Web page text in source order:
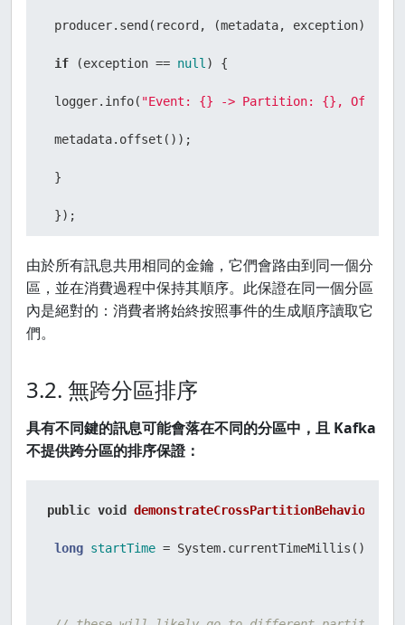
producer.send(record, (metadata, exception) -> {
if (exception == null ) {
logger.info( "Event: {} -> Partition: {},
metadata.offset());
}
});
Thread.sleep(100);
由於所有訊息共用相同的金鑰，它們會路由到同一個分
區，並在消費過程中保持其順序。此保證在同一個分區
內是絕對的：消費者將始終按照事件的生成順序讀取它
們。
3.2. 無跨分區排序
具有不同鍵的訊息可能會落在不同的分區中，且 Kafka
不提供跨分區的排序保證：
public void demonstrateCrossPartitionBehavior
long startTime = System.currentTimeMillis();